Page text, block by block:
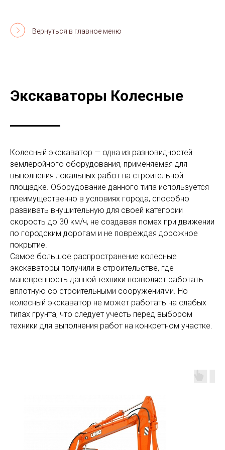
Вернуться в главное меню
Экскаваторы Колесные
Колесный экскаватор — одна из разновидностей
землеройного оборудования, применяемая для
выполнения локальных работ на строительной
площадке. Оборудование данного типа используется
преимущественно в условиях города, способно
развивать внушительную для своей категории
скорость до 30 км/ч, не создавая помех при движении
по городским дорогам и не повреждая дорожное
покрытие.
Самое большое распространение колесные
экскаваторы получили в строительстве, где
маневренность данной техники позволяет работать
вплотную со строительными сооружениями. Но
колесный экскаватор не может работать на слабых
типах грунта, что следует учесть перед выбором
техники для выполнения работ на конкретном участке.